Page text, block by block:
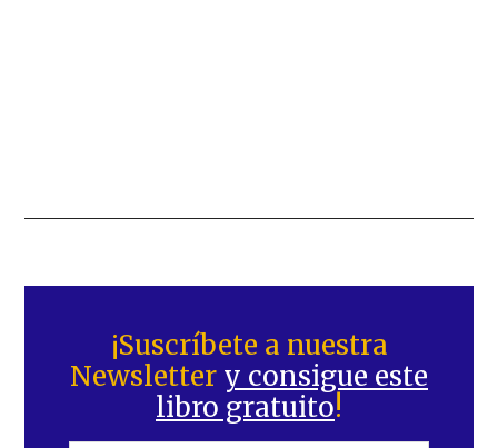
lateral
principal
¡Suscríbete a nuestra
Newsletter y consigue este
libro gratuito!